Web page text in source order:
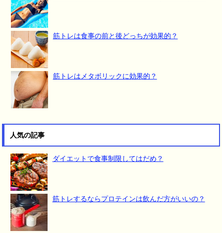
筋トレは食事の前と後どっちが効果的？
筋トレはメタボリックに効果的？
人気の記事
ダイエットで食事制限してはだめ？
筋トレするならプロテインは飲んだ方がいいの？